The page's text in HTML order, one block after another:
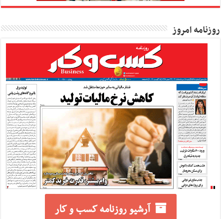
روزنامه امروز
آرشیو روزنامه کسب و کار